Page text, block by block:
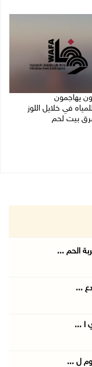
يهاجمون
في خلايل اللوز
بيت لحم
الحم ...
...
ا ...
ل ...